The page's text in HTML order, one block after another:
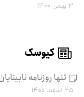
۳ بهمن ۱۴۰۰
کیوسک
تنها روزنامه
۲۵ اسفند ۱۴۰۰